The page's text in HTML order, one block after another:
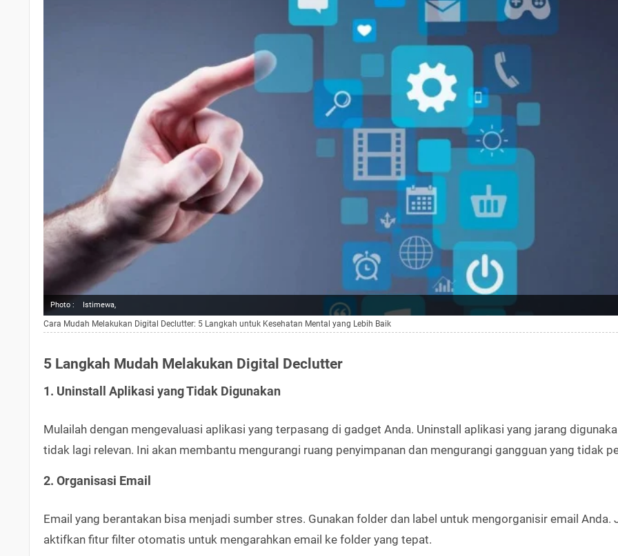
Photo : Istimewa,
Cara Mudah Melakukan Digital Declutter: 5 Langkah untuk Kesehatan Mental yang Lebih Baik
5 Langkah Mudah Melakukan Digital Declutter
1. Uninstall Aplikasi yang Tidak Digunakan
Mulailah dengan mengevaluasi aplikasi yang terpasang di gadget Anda. Uninstall aplikasi yang jarang
tidak lagi relevan. Ini akan membantu mengurangi ruang penyimpanan dan mengurangi gangguan yang tidak
2. Organisasi Email
Email yang berantakan bisa menjadi sumber stres. Gunakan folder dan label untuk mengorganisir email Anda.
aktifkan fitur filter otomatis untuk mengarahkan email ke folder yang tepat.